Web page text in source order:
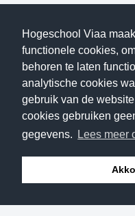
Hogeschool Viaa
functionele cookies,
behoren te laten
analytische cookies
gebruik van de
cookies gebruiken
gegevens.
Lees meer